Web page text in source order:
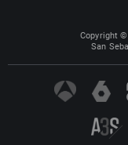
Copyright ©
San